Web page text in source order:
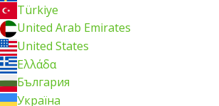
Türkiye
United Arab Emirates
United States
Ελλάδα
България
Україна